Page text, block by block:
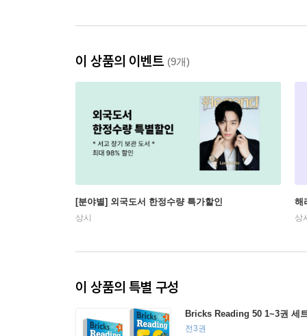
이 상품의 이벤트 (9개)
[분야별] 외국도서 한정수량 특가할인
상시
해
상
이 상품의 특별 구성
Bricks Reading 50 1~3권 세
전3권